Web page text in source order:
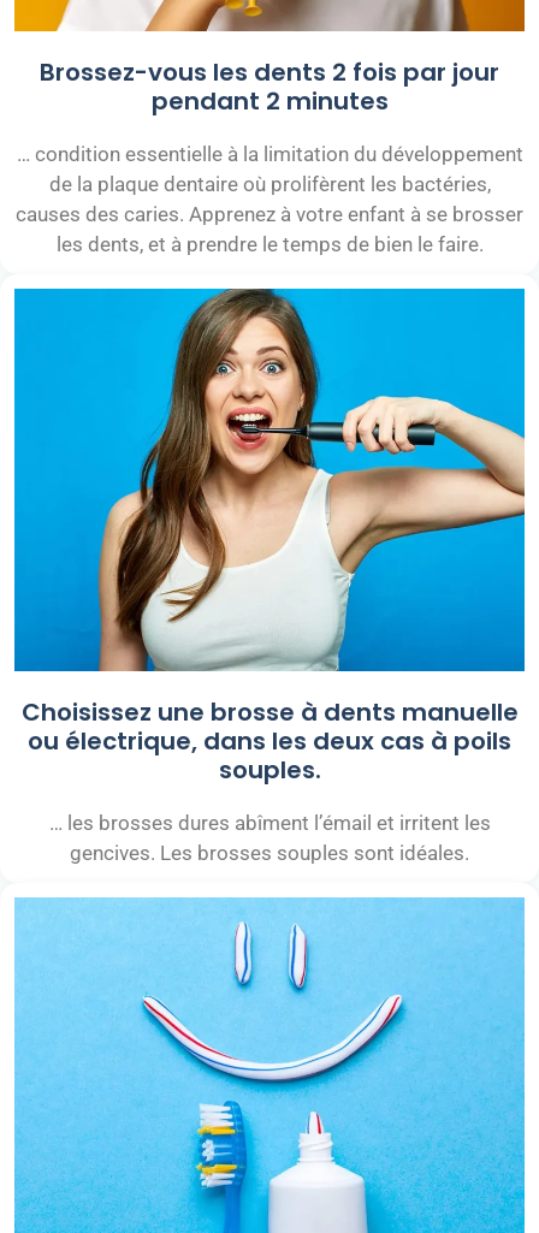
Brossez-vous les dents 2 fois par jour
pendant 2 minutes
… condition essentielle à la limitation du développement
de la plaque dentaire où prolifèrent les bactéries,
causes des caries. Apprenez à votre enfant à se brosser
les dents, et à prendre le temps de bien le faire.
Choisissez une brosse à dents manuelle
ou électrique, dans les deux cas à poils
souples.
… les brosses dures abîment l’émail et irritent les
gencives. Les brosses souples sont idéales.